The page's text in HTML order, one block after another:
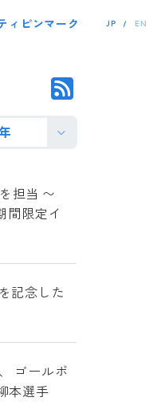
ィ ピンマーク JP EN
担当 〜
間限定イ
記念した
ゴールボ
本選手